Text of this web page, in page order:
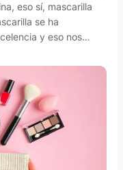
eso sí, mascarilla
se ha
y eso nos…